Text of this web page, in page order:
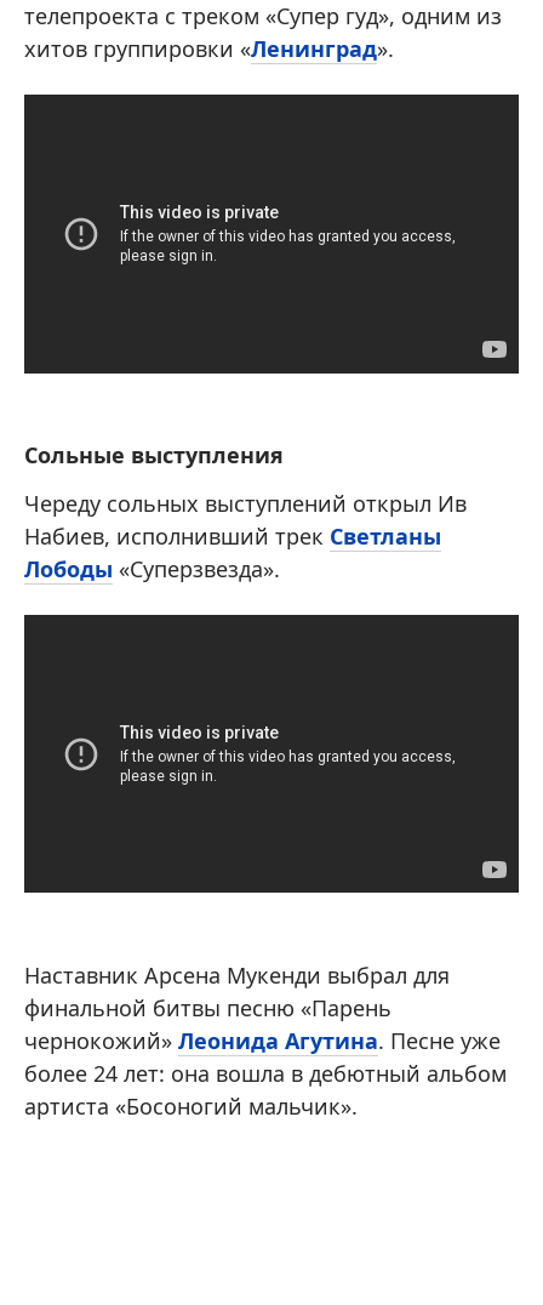
телепроекта с треком «Супер гуд», одним из
хитов группировки «Ленинград».
Сольные выступления
Череду сольных выступлений открыл Ив
Набиев, исполнивший трек Светланы
Лободы «Суперзвезда».
Наставник Арсена Мукенди выбрал для
финальной битвы песню «Парень
чернокожий» Леонида Агутина. Песне уже
более 24 лет: она вошла в дебютный альбом
артиста «Босоногий мальчик».